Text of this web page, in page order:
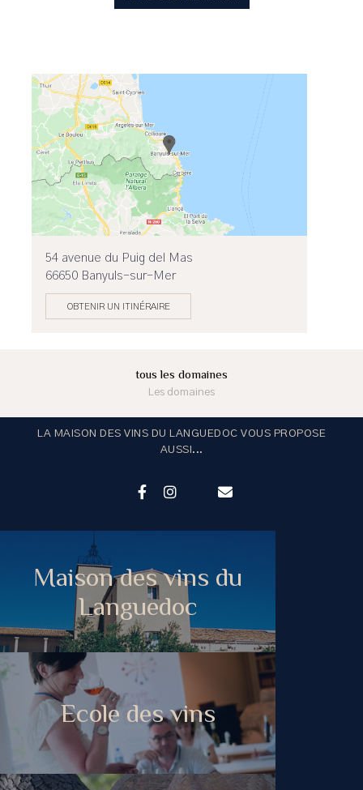
54 avenue du Puig del Mas
66650 Banyuls-sur-Mer
OBTENIR UN ITINÉRAIRE
tous les domaines
Les domaines
LA MAISON DES VINS DU LANGUEDOC VOUS PROPOSE
AUSSI...
Maison des vins du
Languedoc
Ecole des vins